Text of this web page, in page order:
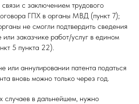
связи с заключением трудового
ГПХ в органы МВД (пункт 7);
не смогли подтвердить сведения
или заказчике работ/услуг в едином
5 пункта 22).
или аннулировании патента податься
вновь можно только через год.
случаев в дальнейшем, нужно